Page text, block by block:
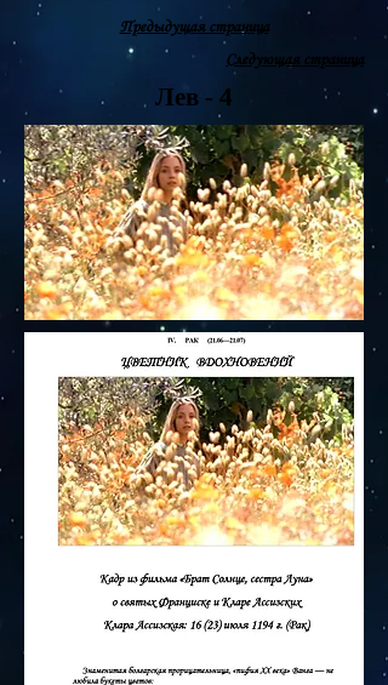
Предыдущая страница
Следующая страница
Лев - 4